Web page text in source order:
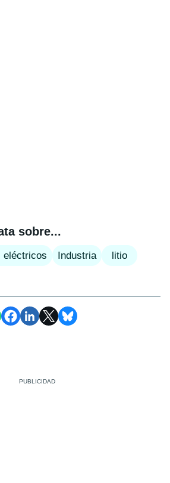
sobre...
eléctricos Industria
litio